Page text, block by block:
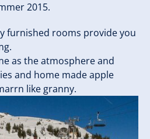
2015.
furnished rooms provide you
as the atmosphere and
and home made apple
like granny.